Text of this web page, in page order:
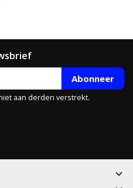
Abonneer
aan derden verstrekt.